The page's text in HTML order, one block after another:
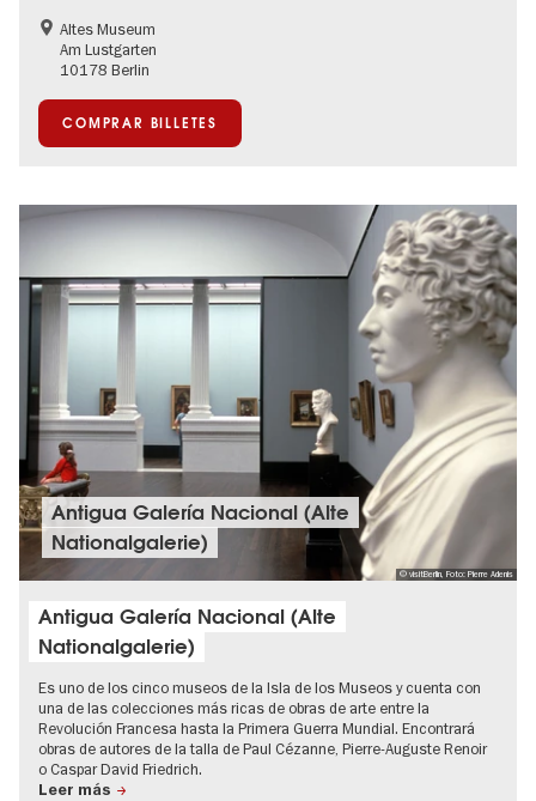
Altes Museum
Am Lustgarten
10178 Berlin
COMPRAR BILLETES
© visitBerlin, Foto: Pierre Adenis
Antigua Galería Nacional (Alte
Nationalgalerie)
Antigua Galería Nacional (Alte
Nationalgalerie)
Es uno de los cinco museos de la Isla de los Museos y cuenta con
una de las colecciones más ricas de obras de arte entre la
Revolución Francesa hasta la Primera Guerra Mundial. Encontrará
obras de autores de la talla de Paul Cézanne, Pierre-Auguste Renoir
o Caspar David Friedrich.
Leer más